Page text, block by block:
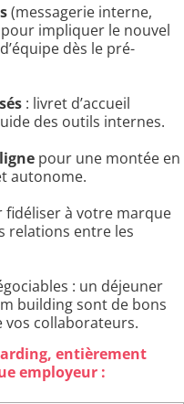
(messagerie interne,
impliquer le nouvel
dès le pré-
: livret d’accueil
des outils internes.
pour une montée en
autonome.
fidéliser à votre marque
relations entre les
: un déjeuner
building sont de bons
vos collaborateurs.
entièrement
employeur :